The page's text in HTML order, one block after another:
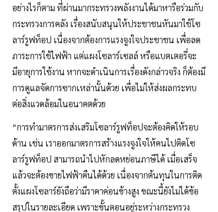
อย่างไรก็ตาม ที่ผ่านมากระทรวงพลังงานได้มาหารือร่วมกับ
กระทรวงการคลัง เรื่องสนับสนุนให้ประชาชนหันมาใช้โซ
ลาร์รูฟท็อป เนื่องจากต้องการแรงจูงใจประชาชน เพื่อลด
ภาระการใช้ไฟฟ้า แต่แผงโซลาร์เซลล์ หรือแบตเตอรี่จะ
มีอายุการใช้งาน หากจะดำเนินการเรื่องดังกล่าวจริง ก็ต้องมี
การดูแลจัดการซากเหล่านั้นด้วย เพื่อไม่ให้ส่งผลกระทบ
ต่อสิ่งแวดล้อมในอนาคตด้วย
“การทำมาตรการส่งเสริมโซลาร์รูฟท็อปจะต้องคิดให้รอบ
ด้าน เช่น เราออกมาตรการสร้างแรงจูงใจให้คนไปติดโซ
ลาร์รูฟท็อป สามารถนำไปหักลดหย่อนภาษีได้ เมื่อเสร็จ
แล้วจะต้องขายไฟฟ้าคืนได้ด้วย เนื่องจากต้นทุนในการติด
ตั้งแผงโซลาร์ยังถือว่ามีราคาค่อนข้างสูง ขณะนี้ยังไม่ได้ข้อ
สรุปในรายละเอียด เพราะขั้นตอนอยู่ระหว่างกระทรวง